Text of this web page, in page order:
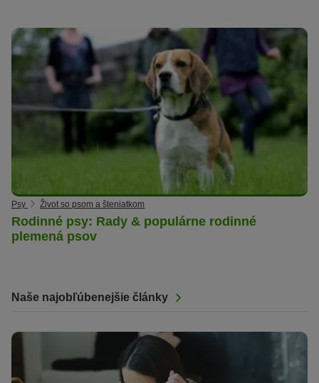
Psy Život so psom a šteniatkom
Rodinné psy: Rady & populárne rodinné
plemená psov
Naše najobľúbenejšie články